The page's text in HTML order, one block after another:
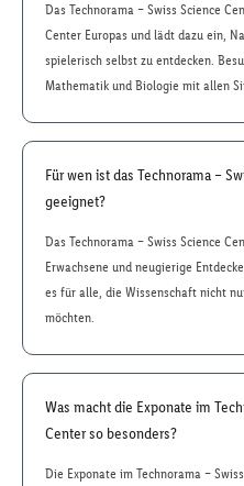
Das Technorama – Swiss Science
Center Europas und lädt dazu ein,
spielerisch selbst zu entdecken.
Mathematik und Biologie mit allen
Für wen ist das Technorama –
geeignet?
Das Technorama – Swiss Science
Erwachsene und neugierige
es für alle, die Wissenschaft nicht
möchten.
Was macht die Exponate im
Center so besonders?
Die Exponate im Technorama –